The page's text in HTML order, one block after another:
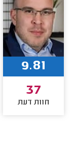
9.81
37
חוות דעת